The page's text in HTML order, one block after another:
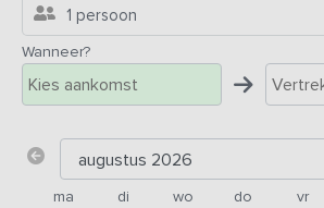
1 persoon
Wanneer?
ma di wo do vr